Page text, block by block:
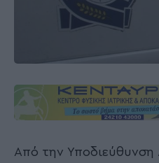
Από την Υποδιεύθυνση